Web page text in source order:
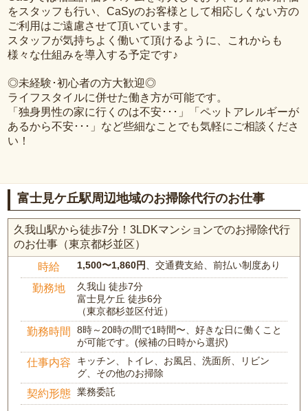
をスタッフも行い、CaSyのお客様として相応しくない方の
ご利用はご遠慮させて頂いています。
スタッフが気持ちよく働いて頂けるように、これからも
様々な仕組みを導入する予定です♪
◎未経験･初心者の方大歓迎◎
ライフスタイルに併せた働き方が可能です。
「独身男性の家に行くのは不安･･･」「ペットアレルギーが
あるから不安･･･」など些細なことでも気軽にご相談くださ
い！
富士見ケ丘駅周辺地域のお掃除代行のお仕事
久我山駅から徒歩7分！3LDKマンションでのお掃除代行
のお仕事（東京都杉並区）
時給 1,500〜1,860円、交通費支給、前払い制度あり
勤務地
久我山 徒歩7分
富士見ケ丘 徒歩6分
（東京都杉並区付近）
勤務時間
8時～20時の間で1時間〜、好きな日に働くこと
が可能です。(候補の日時から選択)
仕事内容
キッチン、トイレ、お風呂、洗面所、リビン
グ、その他のお掃除
契約形態 業務委託